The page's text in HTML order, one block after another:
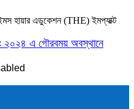
হায়ার এডুকেশন (THE) ইমপ্যাক্ট
২০২৪ এ গৌরবময় অবস্থানে